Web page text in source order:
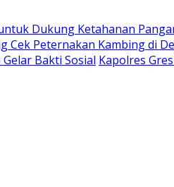
Dukung Ketahanan
Cek Peternakan Kambing di
Bakti Sosial Kapolres